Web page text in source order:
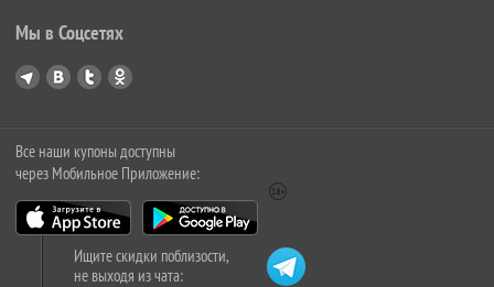
Мы в Соцсетях
Все наши купоны доступны
через Мобильное Приложение:
Ищите скидки поблизости,
не выходя из чата: